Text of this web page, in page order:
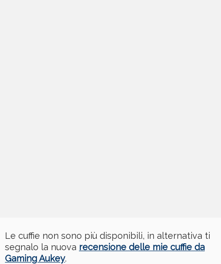
Le cuffie non sono più disponibili, in alternativa ti
segnalo la nuova recensione delle mie cuffie da
Gaming Aukey.